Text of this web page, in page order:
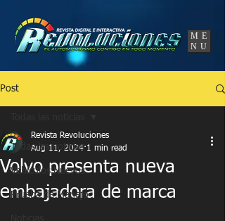
ME
NU
Post
Todas las noticias
Vehículos Nuevos
Prueba de Manejo
Volvo presenta nueva
embajadora de marca
Revista Revoluciones
Aug 11, 2024 1 min read